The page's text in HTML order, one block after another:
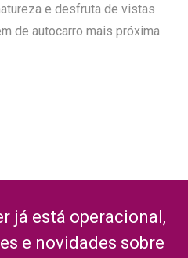
e desfruta de vistas
de autocarro mais próxima
já está operacional,
e novidades sobre